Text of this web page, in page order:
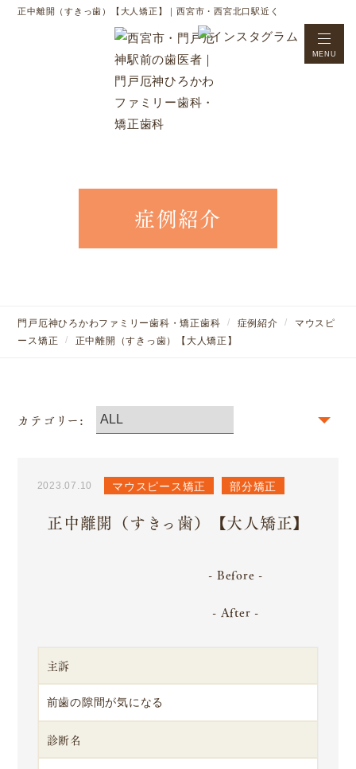
正中離開（すきっ歯）【大人矯正】｜西宮市・西宮北口駅近く
MENU
症例紹介
門戸厄神ひろかわファミリー歯科・矯正歯科 症例紹介
マウスピ
ース矯正
正中離開（すきっ歯）【大人矯正】
カテゴリー:
2023.07.10 マウスピース矯正 部分矯正
正中離開（すきっ歯）【大人矯正】
Before
After
主訴
前歯の隙間が気になる
診断名